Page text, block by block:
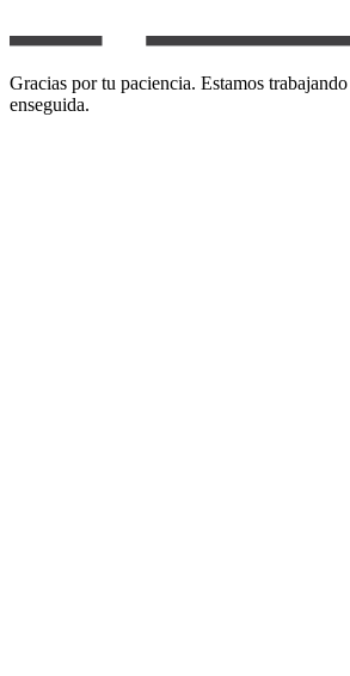
Gracias por tu paciencia. Estamos
enseguida.